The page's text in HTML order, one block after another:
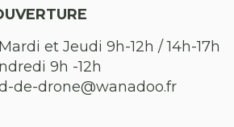
et Jeudi 9h-12h / 14h-17h
9h -12h
de-drone@wanadoo.fr